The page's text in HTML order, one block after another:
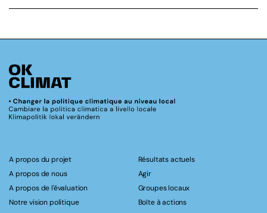
A propos du projet
A propos de nous
A propos de l'évaluation
Notre vision politique
Résultats actuels
Agir
Groupes locaux
Boîte à actions